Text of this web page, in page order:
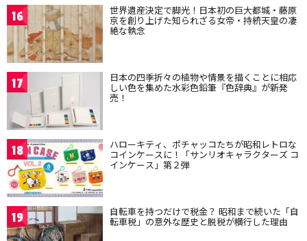
16 世界遺産決定で脚光！日本初の巨大都城・藤原
京を創り上げた知られざる女帝・持統天皇の凄
絶な執念
17 日本の四季折々の植物や情景を描くことに相応
しい色を集めた水彩色鉛筆『色辞典』が新発
売！
18 ハローキティ、ポチャッコたちが昭和レトロな
コインケースに！「サンリオキャラクターズ コ
インケース」第２弾
19 自転車を持つだけで税金？ 昭和まで続いた「自
転車税」の意外な歴史と脱税が横行した理由